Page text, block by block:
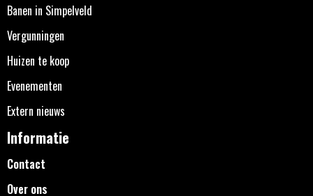
Banen in Simpelveld
Vergunningen
Huizen te koop
Evenementen
Extern nieuws
Informatie
Contact
Over ons